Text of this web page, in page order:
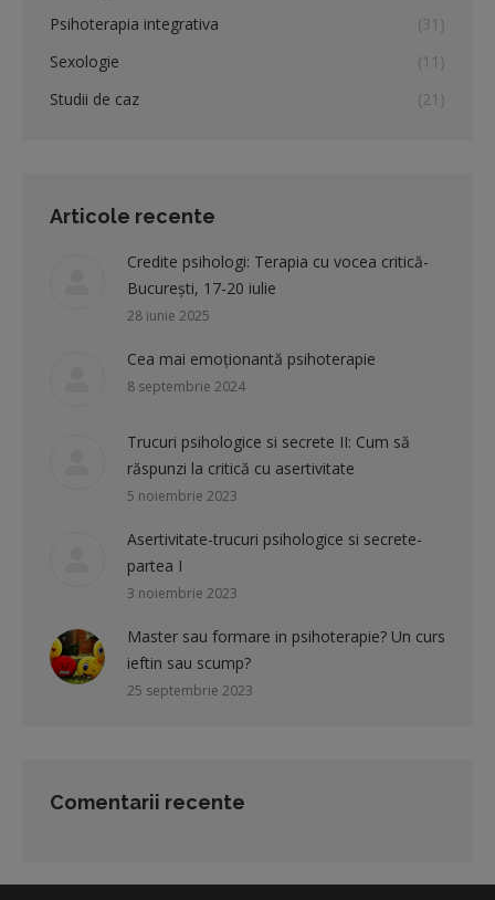
Psihoterapia integrativa
(31)
Sexologie
(11)
Studii de caz
(21)
Articole recente
Credite psihologi: Terapia cu vocea critică-
București, 17-20 iulie
28 iunie 2025
Cea mai emoționantă psihoterapie
8 septembrie 2024
Trucuri psihologice si secrete II: Cum să
răspunzi la critică cu asertivitate
5 noiembrie 2023
Asertivitate-trucuri psihologice si secrete-
partea I
3 noiembrie 2023
Master sau formare in psihoterapie? Un curs
ieftin sau scump?
25 septembrie 2023
Comentarii recente